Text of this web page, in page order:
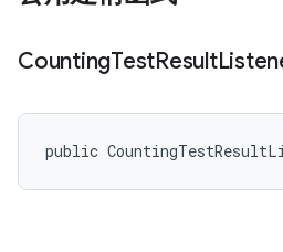
CountingTestResult
public